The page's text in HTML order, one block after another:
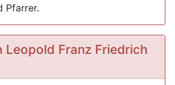
Pfarrer.
Leopold Franz Friedrich